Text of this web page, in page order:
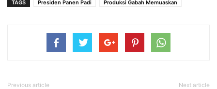
TAGS Presiden Panen Padi Produksi Gabah Memuaskan
Previous article Next article